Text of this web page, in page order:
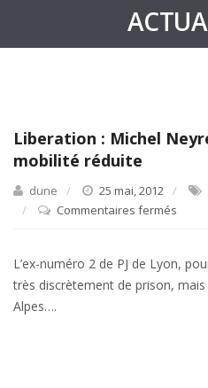
Liberation : Michel
mobilité réduite
dune 25 mai, 2012
Commentaires fermés
L’ex-numéro 2 de PJ de Lyon,
très discrètement de prison,
Alpes….